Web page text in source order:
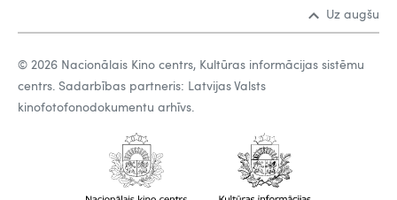
Uz augšu
© 2026 Nacionālais Kino centrs, Kultūras informācijas sistēmu
centrs. Sadarbības partneris: Latvijas Valsts
kinofotofonodokumentu arhīvs.